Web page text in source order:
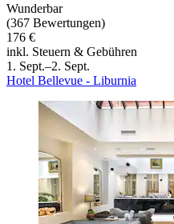
Wunderbar
(367 Bewertungen)
176 €
inkl. Steuern & Gebühren
1. Sept.–2. Sept.
Hotel Bellevue - Liburnia